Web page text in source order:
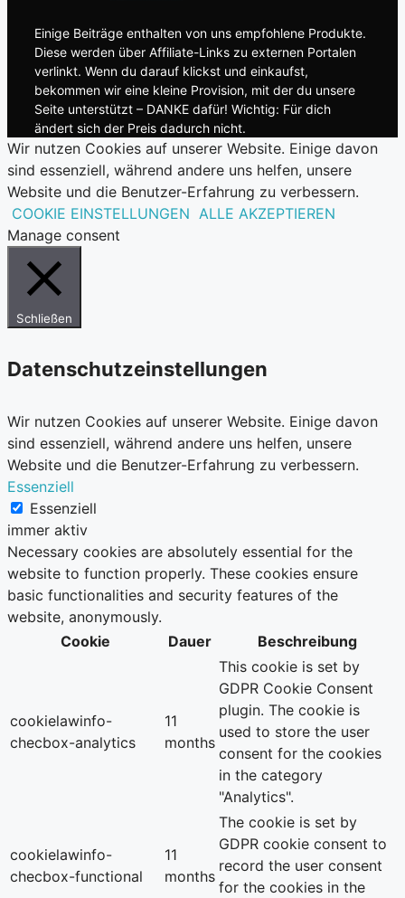
Einige Beiträge enthalten von uns empfohlene Produkte.
Diese werden über Affiliate-Links zu externen Portalen
verlinkt. Wenn du darauf klickst und einkaufst,
bekommen wir eine kleine Provision, mit der du unsere
Seite unterstützt – DANKE dafür! Wichtig: Für dich
ändert sich der Preis dadurch nicht.
Wir nutzen Cookies auf unserer Website. Einige davon
sind essenziell, während andere uns helfen, unsere
Website und die Benutzer-Erfahrung zu verbessern.
COOKIE EINSTELLUNGEN ALLE AKZEPTIEREN
Manage consent
Schließen
Datenschutzeinstellungen
Wir nutzen Cookies auf unserer Website. Einige davon
sind essenziell, während andere uns helfen, unsere
Website und die Benutzer-Erfahrung zu verbessern.
Essenziell
Essenziell
immer aktiv
Necessary cookies are absolutely essential for the
website to function properly. These cookies ensure
basic functionalities and security features of the
website, anonymously.
Cookie
Dauer Beschreibung
cookielawinfo-
checbox-analytics
11
months
This cookie is set by
GDPR Cookie Consent
plugin. The cookie is
used to store the user
consent for the cookies
in the category
"Analytics".
cookielawinfo-
checbox-functional
11
months
The cookie is set by
GDPR cookie consent to
record the user consent
for the cookies in the